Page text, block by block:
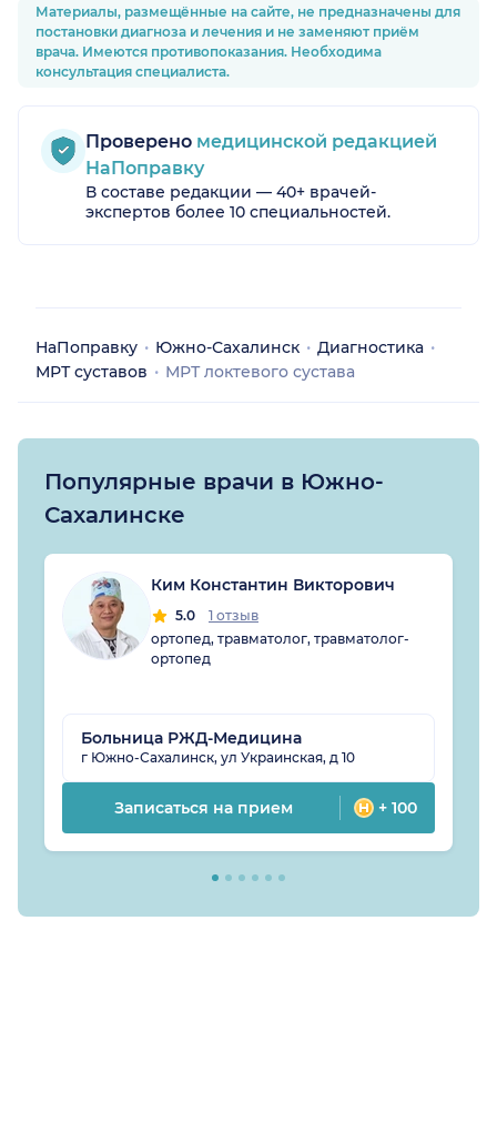
Материалы, размещённые на сайте, не предназначены для
постановки диагноза и лечения и не заменяют приём
врача. Имеются противопоказания. Необходима
консультация специалиста.
Проверено медицинской редакцией
НаПоправку
В составе редакции — 40+ врачей-
экспертов более 10 специальностей.
НаПоправку Южно-Сахалинск
Диагностика
МРТ суставов
МРТ локтевого сустава
Популярные врачи в Южно-
Сахалинске
Ким Константин Викторович
5.0
1 отзыв
ортопед, травматолог, травматолог-
ортопед
Больница РЖД-Медицина
г Южно-Сахалинск, ул Украинская, д 10
Записаться на прием + 100